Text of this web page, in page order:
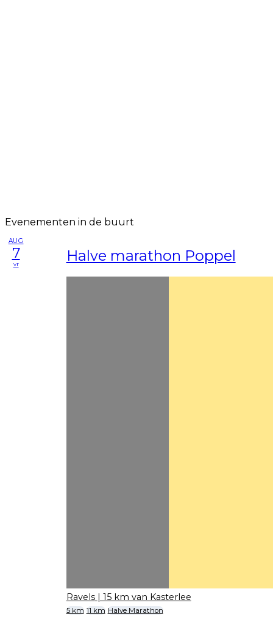
Evenementen in de buurt
AUG
7
vr Halve marathon Poppel
Ravels | 15 km van Kasterlee
5 km 11 km Halve Marathon